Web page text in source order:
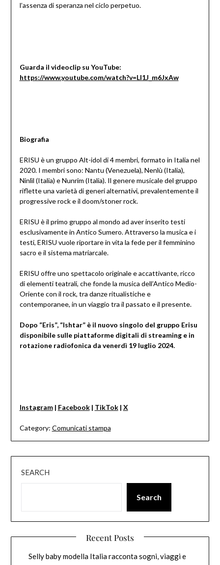
l’assenza di speranza nel ciclo perpetuo.
Guarda il videoclip su YouTube:
https://www.youtube.com/watch?v=Ll1J_m6JxAw
Biografia
ERISU è un gruppo Alt-idol di 4 membri, formato in Italia nel
2020. I membri sono: Nantu (Venezuela), Nenlù (Italia),
Ninlìl (Italia) e Nunrim (Italia). Il genere musicale del gruppo
riflette una varietà di generi alternativi, prevalentemente il
progressive rock e il doom/stoner rock.
ERISU è il primo gruppo al mondo ad aver inserito testi
esclusivamente in Antico Sumero. Attraverso la musica e i
testi, ERISU vuole riportare in vita la fede per il femminino
sacro e il sistema matriarcale.
ERISU offre uno spettacolo originale e accattivante, ricco
di elementi teatrali, che fonde la musica dell’Antico Medio-
Oriente con il rock, tra danze ritualistiche e
contemporanee, in un viaggio tra il passato e il presente.
Dopo “Eris”, “Ishtar” è il nuovo singolo del gruppo Erisu
disponibile sulle piattaforme digitali di streaming e in
rotazione radiofonica da venerdì 19 luglio 2024.
Instagram| Facebook| TikTok| X
Category: Comunicati stampa
SEARCH
Search
Recent Posts
Selly baby modella Italia racconta sogni, viaggi e